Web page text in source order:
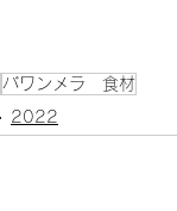
バワンメラ 食材
2022